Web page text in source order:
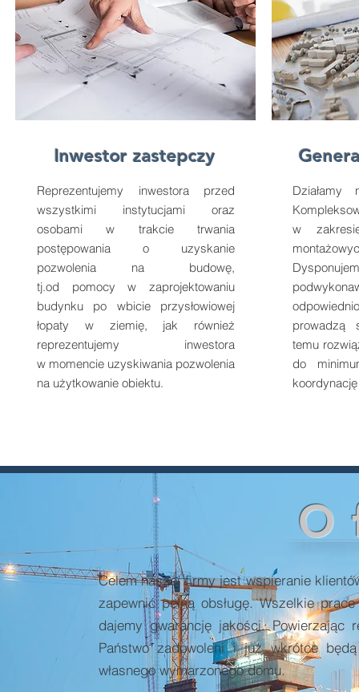
Inwestor zastepczy
Reprezentujemy inwestora przed
wszystkimi instytucjami oraz
osobami w trakcie trwania
postępowania o uzyskanie
pozwolenia na budowę,
tj.od pomocy w zaprojektowaniu
budynku po wbicie przysłowiowej
łopaty w ziemię, jak również
reprezentujemy inwestora
w momencie uzyskiwania pozwolenia
na użytkowanie obiektu.
​Działamy
w
prowadzą
temu
do
O
Celem naszej firmy jest wspieranie
zapewnić pełną obsługę. Wszelkie
dajemy gwarancję jakości. Powierzając
Państwo zadowoleni i już wkrótce
własnego wymarzonego domu.